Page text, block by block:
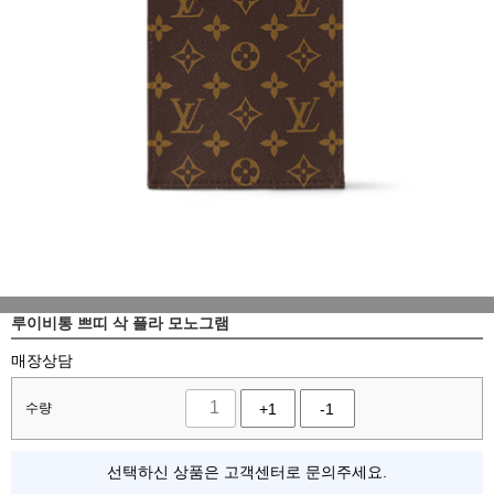
루이비통 쁘띠 삭 플라 모노그램
매장상담
수량 +1 -1
선택하신 상품은 고객센터로 문의주세요.